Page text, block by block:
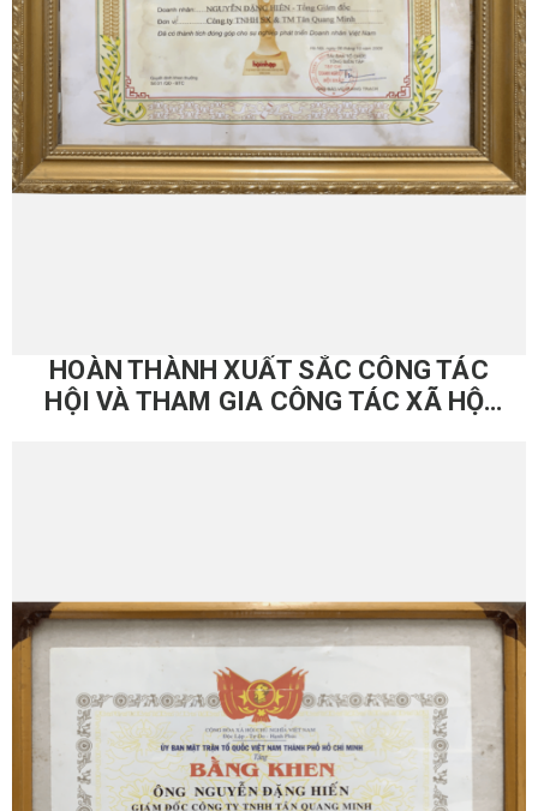
HOÀN THÀNH XUẤT SẮC CÔNG TÁC
HỘI VÀ THAM GIA CÔNG TÁC XÃ HỘI